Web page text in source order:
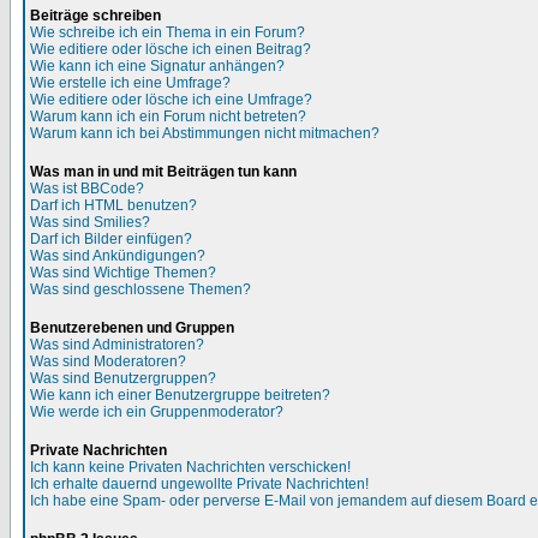
Beiträge schreiben
Wie schreibe ich ein Thema in ein Forum?
Wie editiere oder lösche ich einen Beitrag?
Wie kann ich eine Signatur anhängen?
Wie erstelle ich eine Umfrage?
Wie editiere oder lösche ich eine Umfrage?
Warum kann ich ein Forum nicht betreten?
Warum kann ich bei Abstimmungen nicht mitmachen?
Was man in und mit Beiträgen tun kann
Was ist BBCode?
Darf ich HTML benutzen?
Was sind Smilies?
Darf ich Bilder einfügen?
Was sind Ankündigungen?
Was sind Wichtige Themen?
Was sind geschlossene Themen?
Benutzerebenen und Gruppen
Was sind Administratoren?
Was sind Moderatoren?
Was sind Benutzergruppen?
Wie kann ich einer Benutzergruppe beitreten?
Wie werde ich ein Gruppenmoderator?
Private Nachrichten
Ich kann keine Privaten Nachrichten verschicken!
Ich erhalte dauernd ungewollte Private Nachrichten!
Ich habe eine Spam- oder perverse E-Mail von jemandem auf diesem Board